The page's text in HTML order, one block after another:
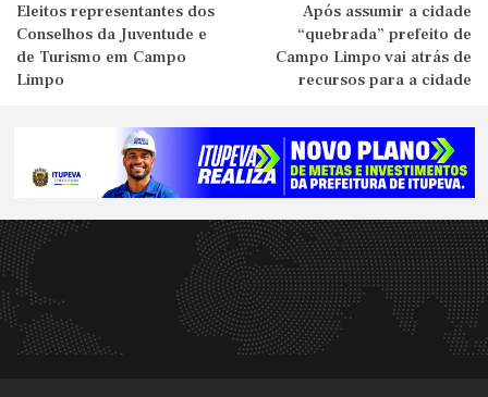
Eleitos representantes dos
Conselhos da Juventude e
de Turismo em Campo
Limpo
Após assumir a cidade
“quebrada” prefeito de
Campo Limpo vai atrás de
recursos para a cidade